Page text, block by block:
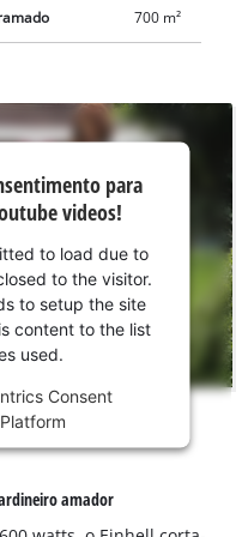
uma maneira que poupa
rebatível com fechos de
700 m²
para
videos!
to load due to
to the visitor.
to setup the site
content to the list
used.
Consent
amador